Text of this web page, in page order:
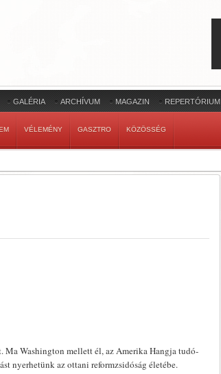
GALÉRIA ARCHÍVUM MAGAZIN REPERTÓRIUM
VÉLEMÉNY GASZTRO KÖZÖSSÉG
Ma Washington mellett él, az Amerika Hangja tudó­
nyerhetünk az ot­tani reformzsidóság életébe.